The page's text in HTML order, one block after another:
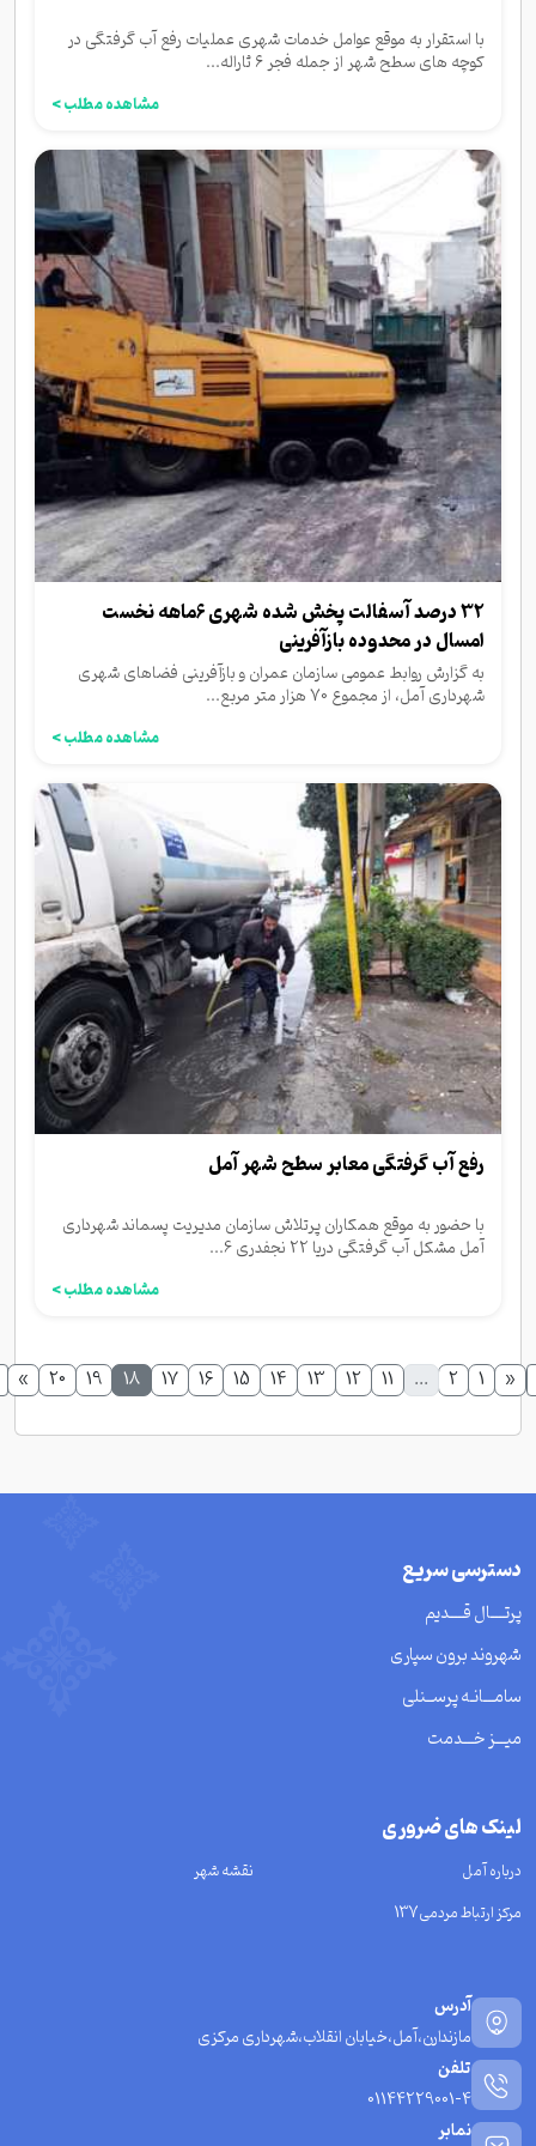
با استقرار به موقع عوامل خدمات شهری عملیات رفع آب گرفتگی در
کوچه های سطح شهر از جمله فجر ۶ ثاراله...
مشاهده مطلب >
32 درصد آسفالت پخش شده شهری 6ماهه نخست
امسال در محدوده بازآفرینی
به گزارش روابط عمومی سازمان عمران و بازآفرینی فضاهای شهری
شهرداری آمل، از مجموع 70 هزار متر مربع...
مشاهده مطلب >
رفع آب گرفتگی معابر سطح شهر آمل
با حضور به موقع همکاران پرتلاش سازمان مدیریت پسماند شهرداری
آمل مشکل آب گرفتگی دریا 22 نجفدری 6...
مشاهده مطلب >
«
1
2
...
11
12
13
14
15
16
17
18
19
20
»
دسترسی سریع
پرتــــال قــــدیم
شهروند برون سپاری
سامـــانـه پرســنلی
میـــز خـــدمت
لینک های ضروری
درباره آمل
نقشه شهر
مرکز ارتباط مردمی137
آدرس
مازندارن،آمل،خیابان انقلاب،شهرداری مرکزی
تلفن
01144229001-4
نمابر